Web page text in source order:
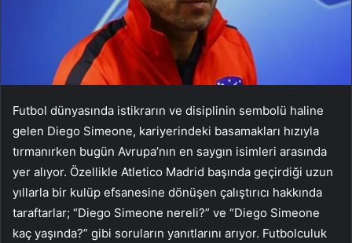
Futbol dünyasında istikrarın ve disiplinin sembolü haline
gelen Diego Simeone, kariyerindeki basamakları hızıyla
tırmanırken bugün Avrupa’nın en saygın isimleri arasında
yer alıyor. Özellikle Atletico Madrid başında geçirdiği uzun
yıllarla bir kulüp efsanesine dönüşen çalıştırıcı hakkında
taraftarlar; “Diego Simeone nereli?” ve “Diego Simeone
kaç yaşında?” gibi soruların yanıtlarını arıyor. Futbolculuk